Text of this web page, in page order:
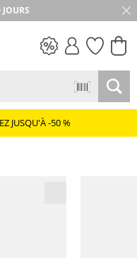
JUSQU'À -50 %